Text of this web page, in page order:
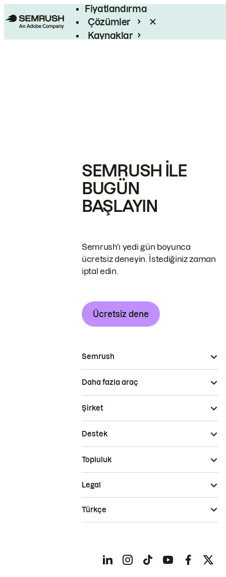
Fiyatlandırma
Çözümler
Kaynaklar
SEMRUSH ILE
BUGÜN
BAŞLAYIN
Semrush'ı yedi gün boyunca
ücretsiz deneyin. İstediğiniz zaman
iptal edin.
Ücretsiz dene
Semrush
Daha fazla araç
Şirket
Destek
Topluluk
Legal
Türkçe